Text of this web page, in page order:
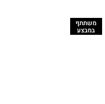
משתתף
במבצע